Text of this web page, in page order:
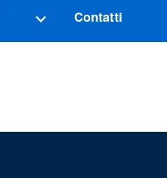
Contatti